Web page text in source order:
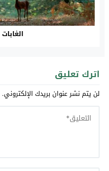
اترك تعليق
لن يتم نشر عنوان بريدك الإلكتروني.